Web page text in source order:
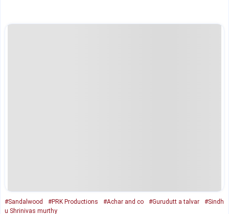
#Sandalwood #PRK Productions #Achar and co #Gurudutt a talvar
#Sindh
u Shrinivas murthy